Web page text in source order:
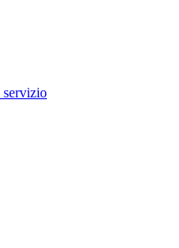
servizio